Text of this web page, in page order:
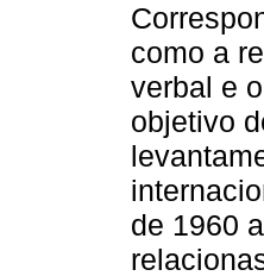
como a
verbal e
objetivo
de 1960